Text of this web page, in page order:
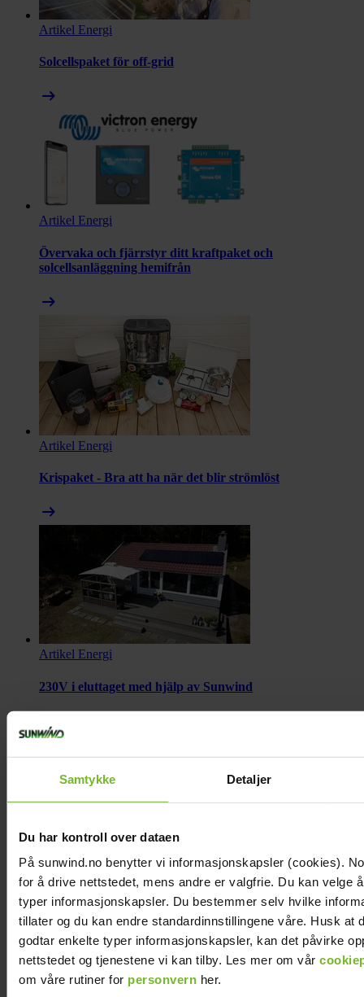
Samtykke Detaljer
Du har kontroll over dataen
På sunwind.no benytter vi informasjonskapsler (cookies).
for å drive nettstedet, mens andre er valgfrie. Du kan velge
typer informasjonskapsler. Du bestemmer selv hvilke
tillater og du kan endre standardinnstillingene våre. Husk at
godtar enkelte typer informasjonskapsler, kan det påvirke
nettstedet og tjenestene vi kan tilby. Les mer om vår
om våre rutiner for personvern her.
Artikel Energi
Solcellspaket för off-grid
arrow_right_alt
Artikel Energi
Övervaka och fjärrstyr ditt kraftpaket och
solcellsanläggning hemifrån
arrow_right_alt
Artikel Energi
Krispaket - Bra att ha när det blir strömlöst
arrow_right_alt
Artikel Energi
230V i eluttaget med hjälp av Sunwind
arrow_right_alt
Artikel Energi
Så bra fungerar kraftpaketet i vår stuga
arrow_right_alt